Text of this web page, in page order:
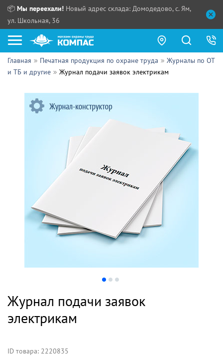
📦 Мы переехали! Новый адрес склада: Домодедово, с. Ям,
ул. Школьная, 36
Как купить?
Сотрудничество
Контакты
Выдача продукции:
Главная Печатная продукция по охране труда
Журналы по ОТ
и ТБ и другие
Журнал подачи заявок электрикам
Журнал подачи заявок
электрикам
ID товара: 2220835